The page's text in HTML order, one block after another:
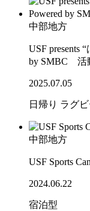
中部地方
USF presents
by SMBC 活
2025.07.05
日帰り ラグ
中部地方
USF Sports
2024.06.22
宿泊型